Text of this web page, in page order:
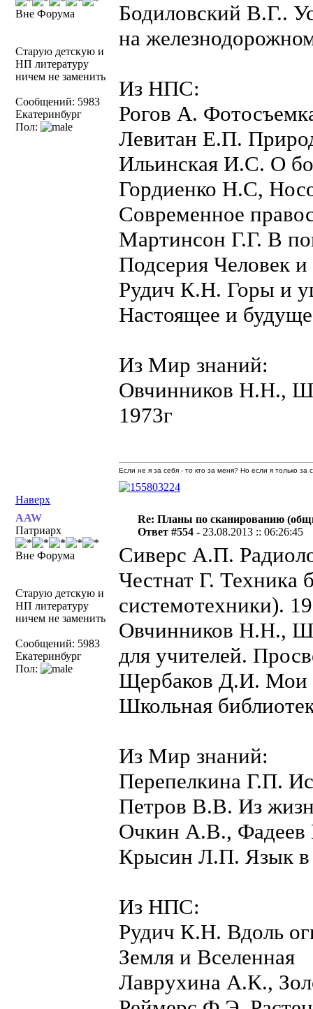
Вне Форума
Старую детскую и
НП литературу
ничем не заменить
Сообщений: 5983
Екатеринбург
Пол:
Бодиловский В.Г..
на
Из НПС:
Рогов А.
Левитан Е.П.
Ильинская И.С. О
Гордиенко Н.С,
Современное
Мартинсон Г.Г. В
Подсерия Человек
Рудич К.Н. Горы и
Настоящее и
Из Мир знаний:
Овчинников Н.Н.,
1973г
Наверх
Если не я за себя - то кто за меня? Но если я только
AAW
Патриарх
Вне Форума
Старую детскую и
НП литературу
ничем не заменить
Сообщений: 5983
Екатеринбург
Пол:
Re: Планы по сканированию
Ответ #554 - 23.08.2013 :: 06:26:45
Сиверс А.П.
Честнат Г. Техника
системотехники).
Овчинников Н.Н.,
для учителей.
Щербаков Д.И. Мои
Школьная
Из Мир знаний:
Перепелкина Г.П.
Петров В.В. Из
Очкин А.В., Фадеев
Крысин Л.П. Язык в
Из НПС:
Рудич К.Н. Вдоль
Земля и Вселенная
Лаврухина А.К.,